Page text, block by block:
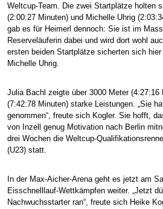
Weltcup-Team. Die zwei Startplätze holten
(2:00:27 Minuten) und Michelle Uhrig
gab es für Heimerl dennoch: Sie ist im
Reserveläuferin dabei und wird dort wohl
ersten beiden Startplätze sicherten sich
Michelle Uhrig.
Julia Bachl zeigte über 3000 Meter (4:27:16
(7:42:78 Minuten) starke Leistungen. „Sie
genommen“, freute sich Kogler. Sie hofft,
von Inzell genug Motivation nach Berlin
drei Wochen die Weltcup-
(U23) statt.
In der Max-Aicher-Arena geht es jetzt am
Eisschnelllauf-Wettkämpfen weiter. „Jetzt
Nachwuchsstarter ran“, freute sich Heike